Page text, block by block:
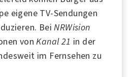
eigene TV-Sendungen
BeiNRWision
vonKanal 21 in der
im Fernsehen zu